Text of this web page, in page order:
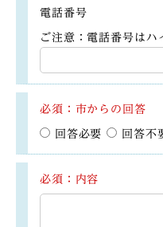
電話番号
ご注意：電話番号はハ
必須：市からの回答
回答必要 回答不
必須：内容